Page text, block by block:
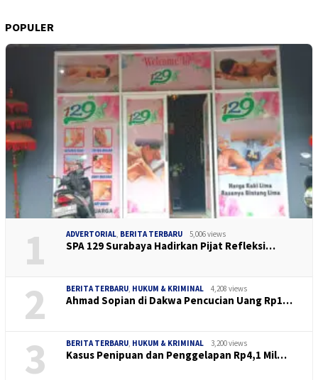
POPULER
1 ADVERTORIAL BERITA TERBARU 5,006 views
SPA 129 Surabaya Hadirkan Pijat Refleksi…
2 BERITA TERBARU HUKUM & KRIMINAL 4,208 views
Ahmad Sopian di Dakwa Pencucian Uang Rp1…
3 BERITA TERBARU HUKUM & KRIMINAL 3,200 views
Kasus Penipuan dan Penggelapan Rp4,1 Mil…